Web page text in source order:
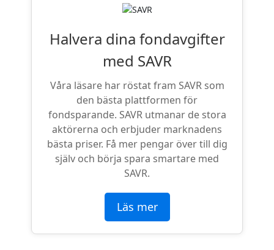
Halvera dina fondavgifter
med SAVR
Våra läsare har röstat fram SAVR som
den bästa plattformen för
fondsparande. SAVR utmanar de stora
aktörerna och erbjuder marknadens
bästa priser. Få mer pengar över till dig
själv och börja spara smartare med
SAVR.
Läs mer